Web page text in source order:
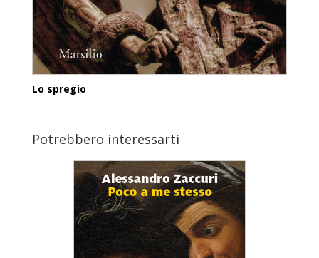
Lo spregio
Potrebbero interessarti